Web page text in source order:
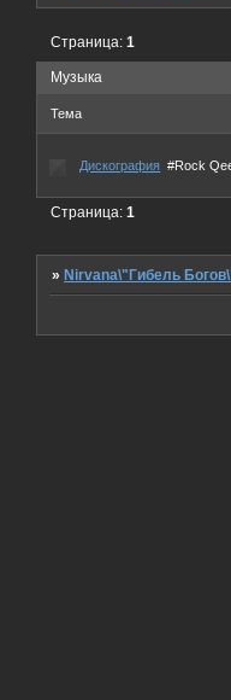
Музыка
Страница:1
Тема
Дискография #Rock
Страница:1
» Nirvana\"Гибель